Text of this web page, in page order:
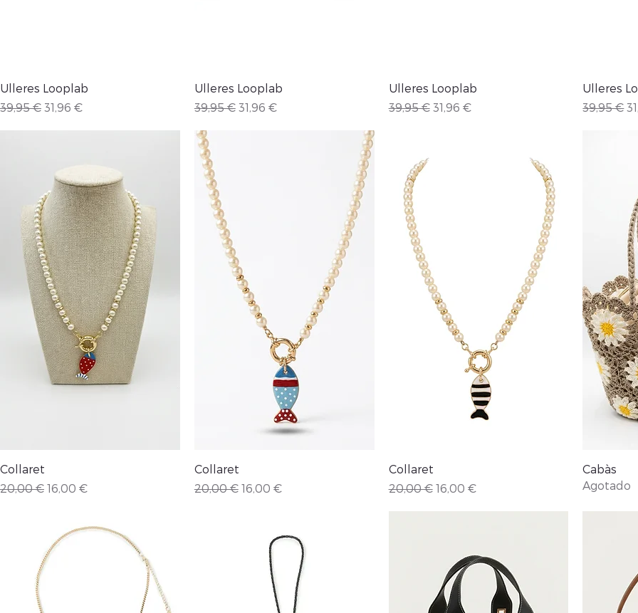
Vista rápida
Ulleres Looplab
Precio
39,95 € Precio de oferta
31,96 €
Vista rápida
Ulleres Looplab
Precio
39,95 € Precio de oferta
31,96 €
Vista rápida
Ulleres Looplab
Precio
39,95 € Precio de oferta
31,96 €
Ulleres
Precio
39,95 €
Collaret
Precio
20,00 € Precio de oferta
16,00 €
Collaret
Precio
20,00 € Precio de oferta
16,00 €
Collaret
Precio
20,00 € Precio de oferta
16,00 €
Cabàs
Agotado